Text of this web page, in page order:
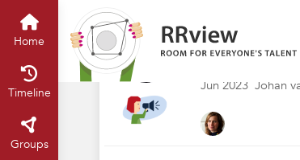
Home
Timeline
Groups
‘Erken en
werk’
Jun 2023 Johan